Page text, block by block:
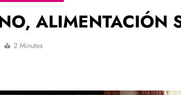
ALIMENTACIÓN
2 Minutos